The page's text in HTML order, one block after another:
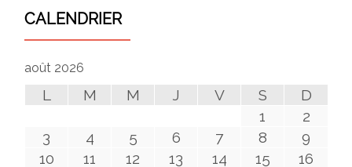
CALENDRIER
août 2026
L M M J V S
D
1
2
3
4 5 6 7 8
9
10
11 12 13 14 15
16